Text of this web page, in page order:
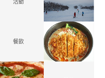
活動
餐飲